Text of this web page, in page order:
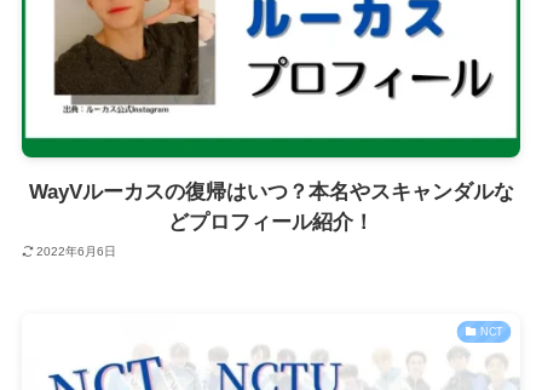
WayVルーカスの復帰はいつ？本名やスキャンダルな
どプロフィール紹介！
2022年6月6日
NCT